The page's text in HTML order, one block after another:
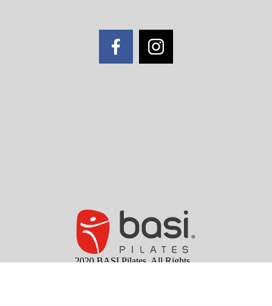
2020 BASI Pilates. All Rights